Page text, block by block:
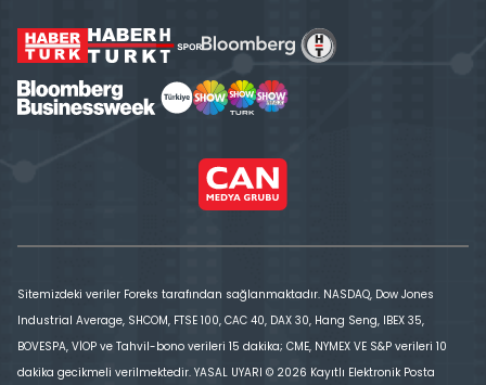
Sitemizdeki veriler Foreks tarafından sağlanmaktadır. NASDAQ, Dow Jones
Industrial Average, SHCOM, FTSE 100, CAC 40, DAX 30, Hang Seng, IBEX 35,
BOVESPA, VİOP ve Tahvil-bono verileri 15 dakika; CME, NYMEX VE S&P verileri 10
dakika gecikmeli verilmektedir. YASAL UYARI © 2026 Kayıtlı Elektronik Posta